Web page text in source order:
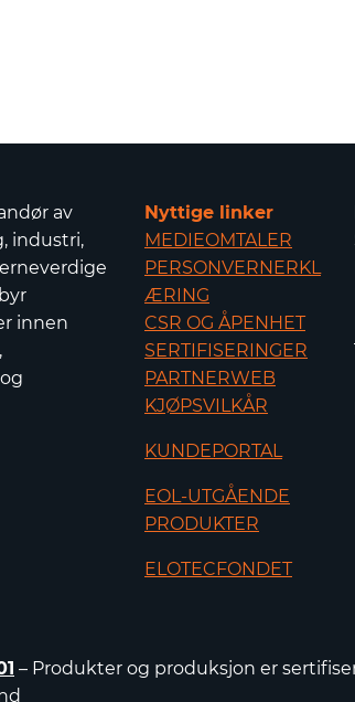
av
industri,
innen
Nyttige linker
MEDIEOMTALER
PERSONVERNERKL
ÆRING
CSR OG ÅPENHET
SERTIFISERINGER
PARTNERWEB
KJØPSVILKÅR
KUNDEPORTAL
EOL-UTGÅENDE
PRODUKTER
ELOTECFONDET
– Produkter og produksjon er